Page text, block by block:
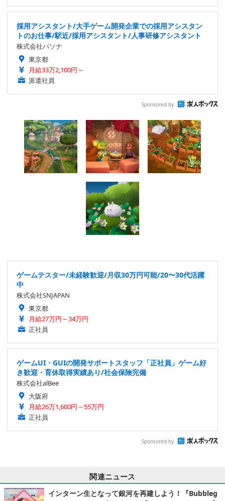
採用アシスタント/大手ゲーム開発企業での採用アシスタン
トのお仕事/駅近/採用アシスタント/人事研修アシスタント
株式会社パソナ
東京都
月給33万2,100円～
派遣社員
Sponsored by
ゲームテスター/未経験歓迎/月収30万円可能/20〜30代活躍
中
株式会社SNJAPAN
東京都
月給27万円～34万円
正社員
ゲームUI・GUIの開発サポートスタッフ「正社員」ゲーム好
き歓迎・育休取得実績あり/社会保険完備
株式会社alBee
大阪府
月給26万1,600円～55万円
正社員
Sponsored by
関連ニュース
インターン生となって銀河を再建しよう！『Bubbleg